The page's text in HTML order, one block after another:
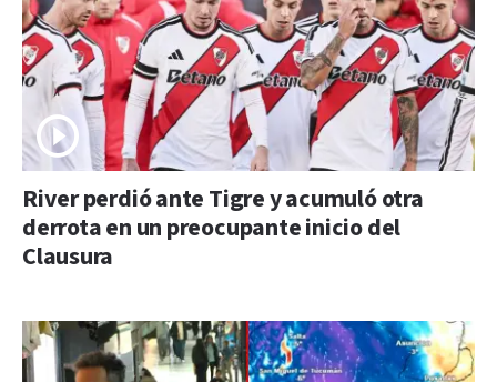
River perdió ante Tigre y acumuló otra
derrota en un preocupante inicio del
Clausura